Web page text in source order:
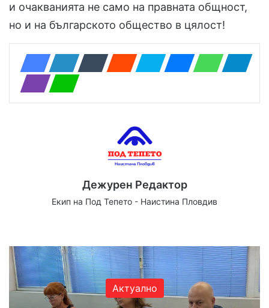
и очакванията не само на правната общност,
но и на българското общество в цялост!
Дежурен Редактор
Екип на Под Тепето - Наистина Пловдив
Актуално